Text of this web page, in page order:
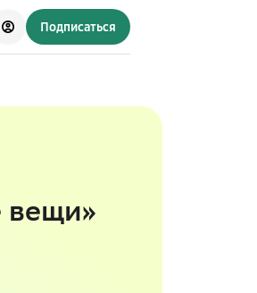
Подписаться
вещи»